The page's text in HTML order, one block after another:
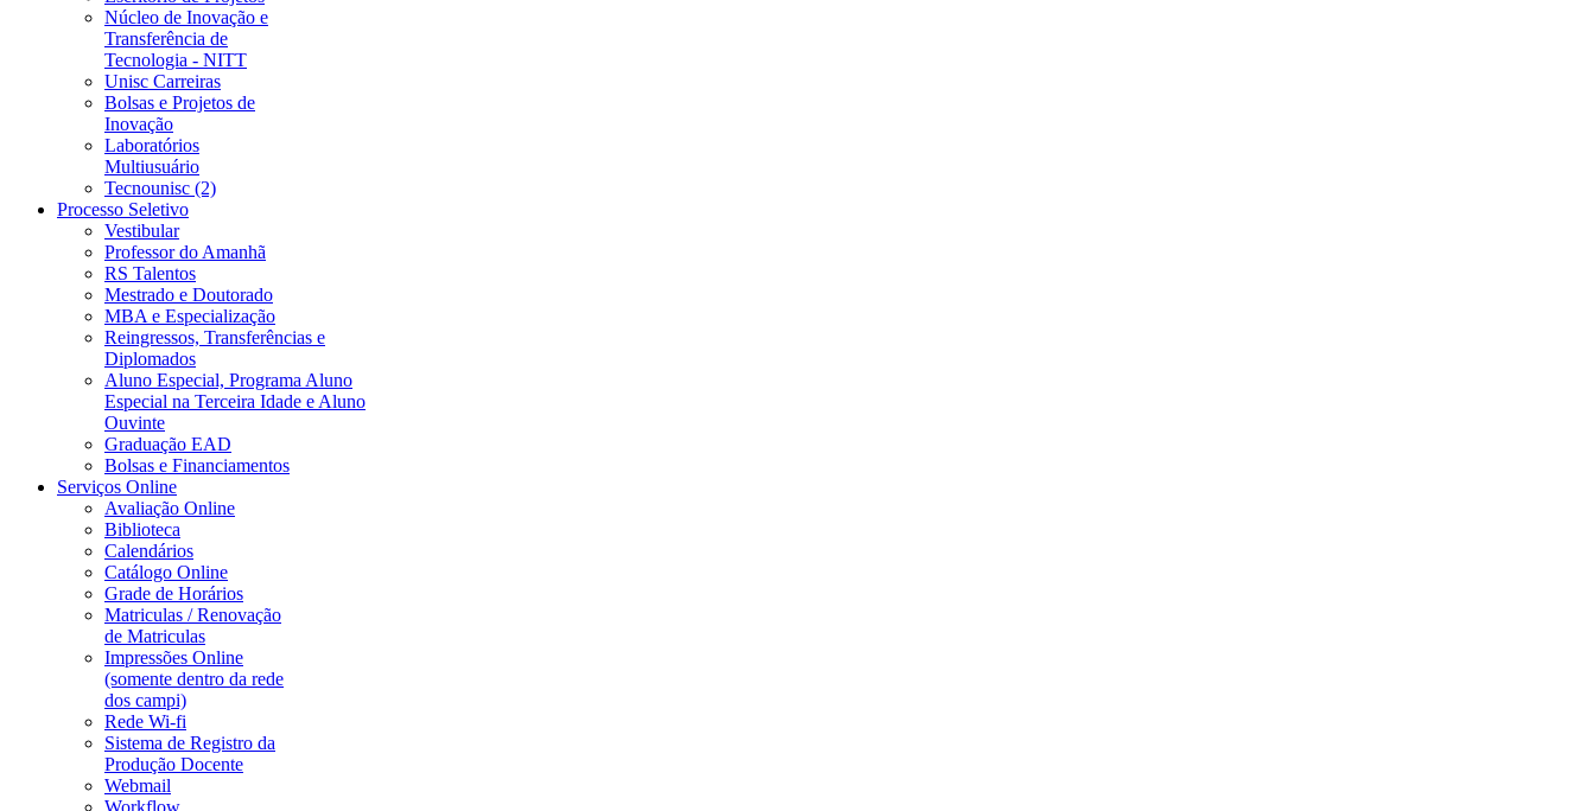
Núcleo de Inovação e
Transferência de
Tecnologia - NITT
Unisc Carreiras
Bolsas e Projetos de
Inovação
Laboratórios
Multiusuário
Tecnounisc (2)
Processo Seletivo
Vestibular
Professor do Amanhã
RS Talentos
Mestrado e Doutorado
MBA e Especialização
Reingressos, Transferências e
Diplomados
Aluno Especial, Programa Aluno
Especial na Terceira Idade e Aluno
Ouvinte
Graduação EAD
Bolsas e Financiamentos
Serviços Online
Avaliação Online
Biblioteca
Calendários
Catálogo Online
Grade de Horários
Matriculas / Renovação
de Matriculas
Impressões Online
(somente dentro da rede
dos campi)
Rede Wi-fi
Sistema de Registro da
Produção Docente
Webmail
Workflow